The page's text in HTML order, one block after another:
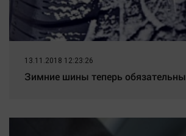
13.11.2018 12:23:26
Зимние шины теперь обязательны